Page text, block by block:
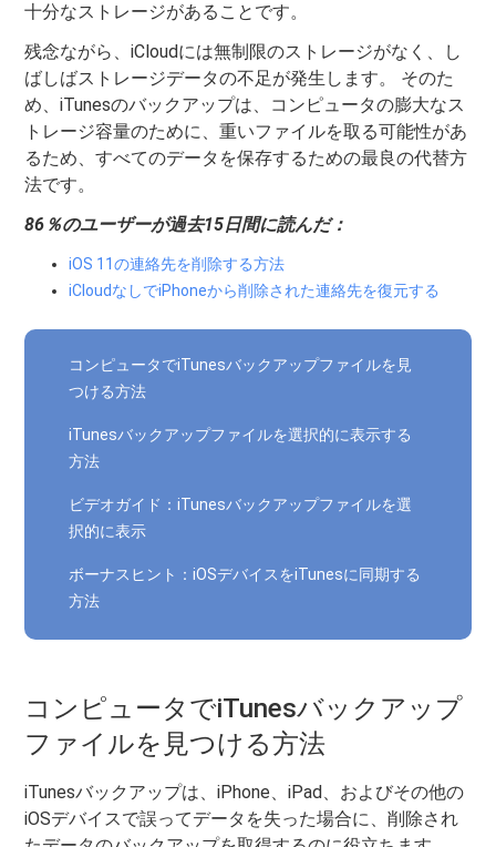
十分なストレージがあることです。
残念ながら、iCloudには無制限のストレージがなく、し
ばしばストレージデータの不足が発生します。 そのた
め、iTunesのバックアップは、コンピュータの膨大なス
トレージ容量のために、重いファイルを取る可能性があ
るため、すべてのデータを保存するための最良の代替方
法です。
86％のユーザーが過去15日間に読んだ：
iOS 11の連絡先を削除する方法
iCloudなしでiPhoneから削除された連絡先を復元する
コンピュータでiTunesバックアップファイルを見
つける方法
iTunesバックアップファイルを選択的に表示する
方法
ビデオガイド：iTunesバックアップファイルを選
択的に表示
ボーナスヒント：iOSデバイスをiTunesに同期する
方法
コンピュータでiTunesバックアップ
ファイルを見つける方法
iTunesバックアップは、iPhone、iPad、およびその他の
iOSデバイスで誤ってデータを失った場合に、削除され